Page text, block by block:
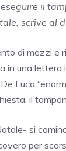
il
scrive al
di mezzi e
in una lettera
Luca
il
si
per